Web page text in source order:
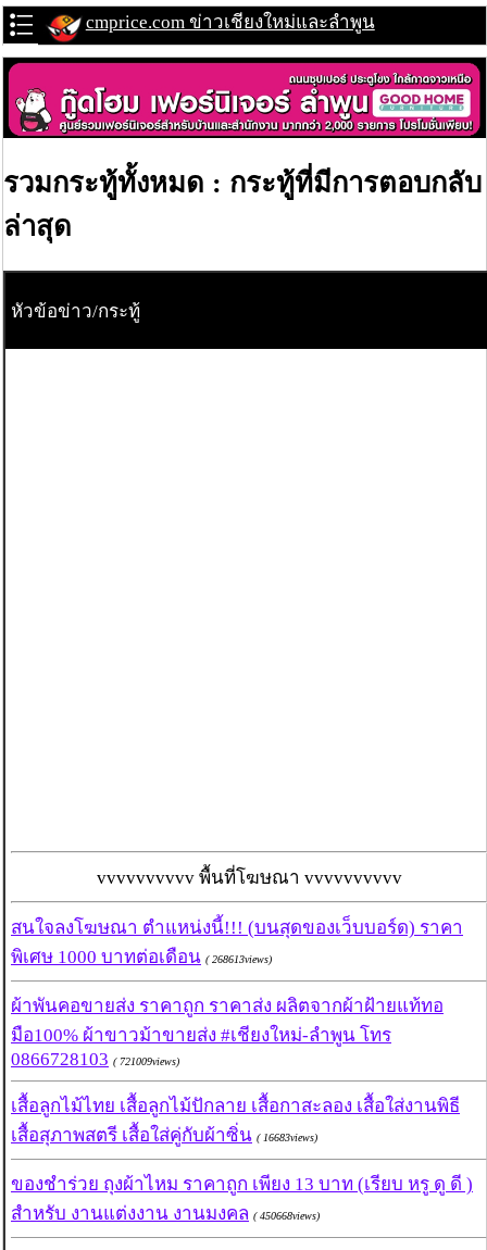
cmprice.com ข่าวเชียงใหม่และลำพูน
รวมกระทู้ทั้งหมด : กระทู้ที่มีการตอบกลับ
ล่าสุด
หัวข้อข่าว/กระทู้
vvvvvvvvvv พื้นที่โฆษณา vvvvvvvvvv
สนใจลงโฆษณา ตำแหน่งนี้!!! (บนสุดของเว็บบอร์ด) ราคา
พิเศษ 1000 บาทต่อเดือน ( 268613views)
ผ้าพันคอขายส่ง ราคาถูก ราคาส่ง ผลิตจากผ้าฝ้ายแท้ทอ
มือ100% ผ้าขาวม้าขายส่ง #เชียงใหม่-ลำพูน โทร
0866728103 ( 721009views)
เสื้อลูกไม้ไทย เสื้อลูกไม้ปักลาย เสื้อกาสะลอง เสื้อใส่งานพิธี
เสื้อสุภาพสตรี เสื้อใส่คู่กับผ้าซิ่น ( 16683views)
ของชำร่วย ถุงผ้าไหม ราคาถูก เพียง 13 บาท (เรียบ หรู ดู ดี )
สำหรับ งานแต่งงาน งานมงคล ( 450668views)